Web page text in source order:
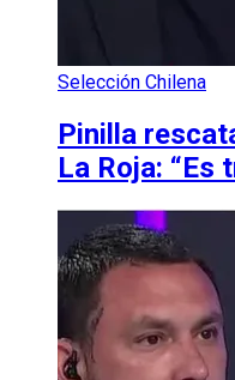
Selección Chilena
Pinilla
La Roja: “Es